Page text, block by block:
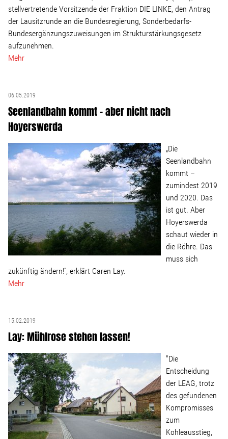
stellvertretende Vorsitzende der Fraktion DIE LINKE, den Antrag
der Lausitzrunde an die Bundesregierung, Sonderbedarfs-
Bundesergänzungszuweisungen im Strukturstärkungsgesetz
aufzunehmen.
Mehr
06.05.2019
Seenlandbahn kommt – aber nicht nach
Hoyerswerda
„Die
Seenlandbahn
kommt –
zumindest 2019
und 2020. Das
ist gut. Aber
Hoyerswerda
schaut wieder in
die Röhre. Das
muss sich
zukünftig ändern!“, erklärt Caren Lay.
Mehr
15.02.2019
Lay: Mühlrose stehen lassen!
"Die
Entscheidung
der LEAG, trotz
des gefundenen
Kompromisses
zum
Kohleausstieg,